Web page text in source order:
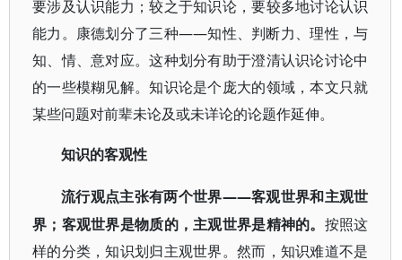
要涉及认识能力；较之于知识论，要较多地讨论认识
能力。康德划分了三种——知性、判断力、理性，与
知、情、意对应。这种划分有助于澄清认识论讨论中
的一些模糊见解。知识论是个庞大的领域，本文只就
某些问题对前辈未论及或未详论的论题作延伸。
知识的客观性
流行观点主张有两个世界——客观世界和主观世
界；客观世界是物质的，主观世界是精神的。
按照这
样的分类，知识划归主观世界。然而，知识难道不是